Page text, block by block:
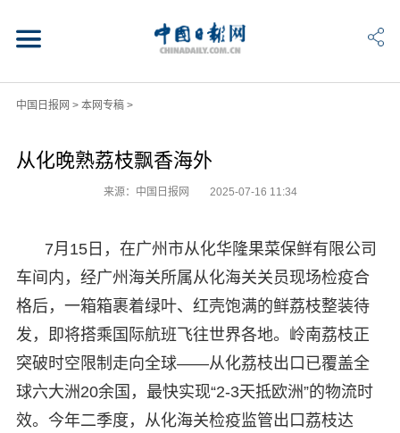
中国日报网 > 本网专稿>
从化晚熟荔枝飘香海外
来源：中国日报网 2025-07-16 11:34
7月15日，在广州市从化华隆果菜保鲜有限公司
车间内，经广州海关所属从化海关关员现场检疫合
格后，一箱箱裹着绿叶、红壳饱满的鲜荔枝整装待
发，即将搭乘国际航班飞往世界各地。岭南荔枝正
突破时空限制走向全球——从化荔枝出口已覆盖全
球六大洲20余国，最快实现“2-3天抵欧洲”的物流时
效。今年二季度，从化海关检疫监管出口荔枝达